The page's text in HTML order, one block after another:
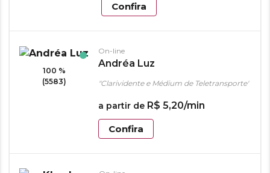
Confira
100 %
(5583)
On-line
Andréa Luz
"Clarividente e Médium de Teletransporte"
a partir de R$ 5,20/min
Confira